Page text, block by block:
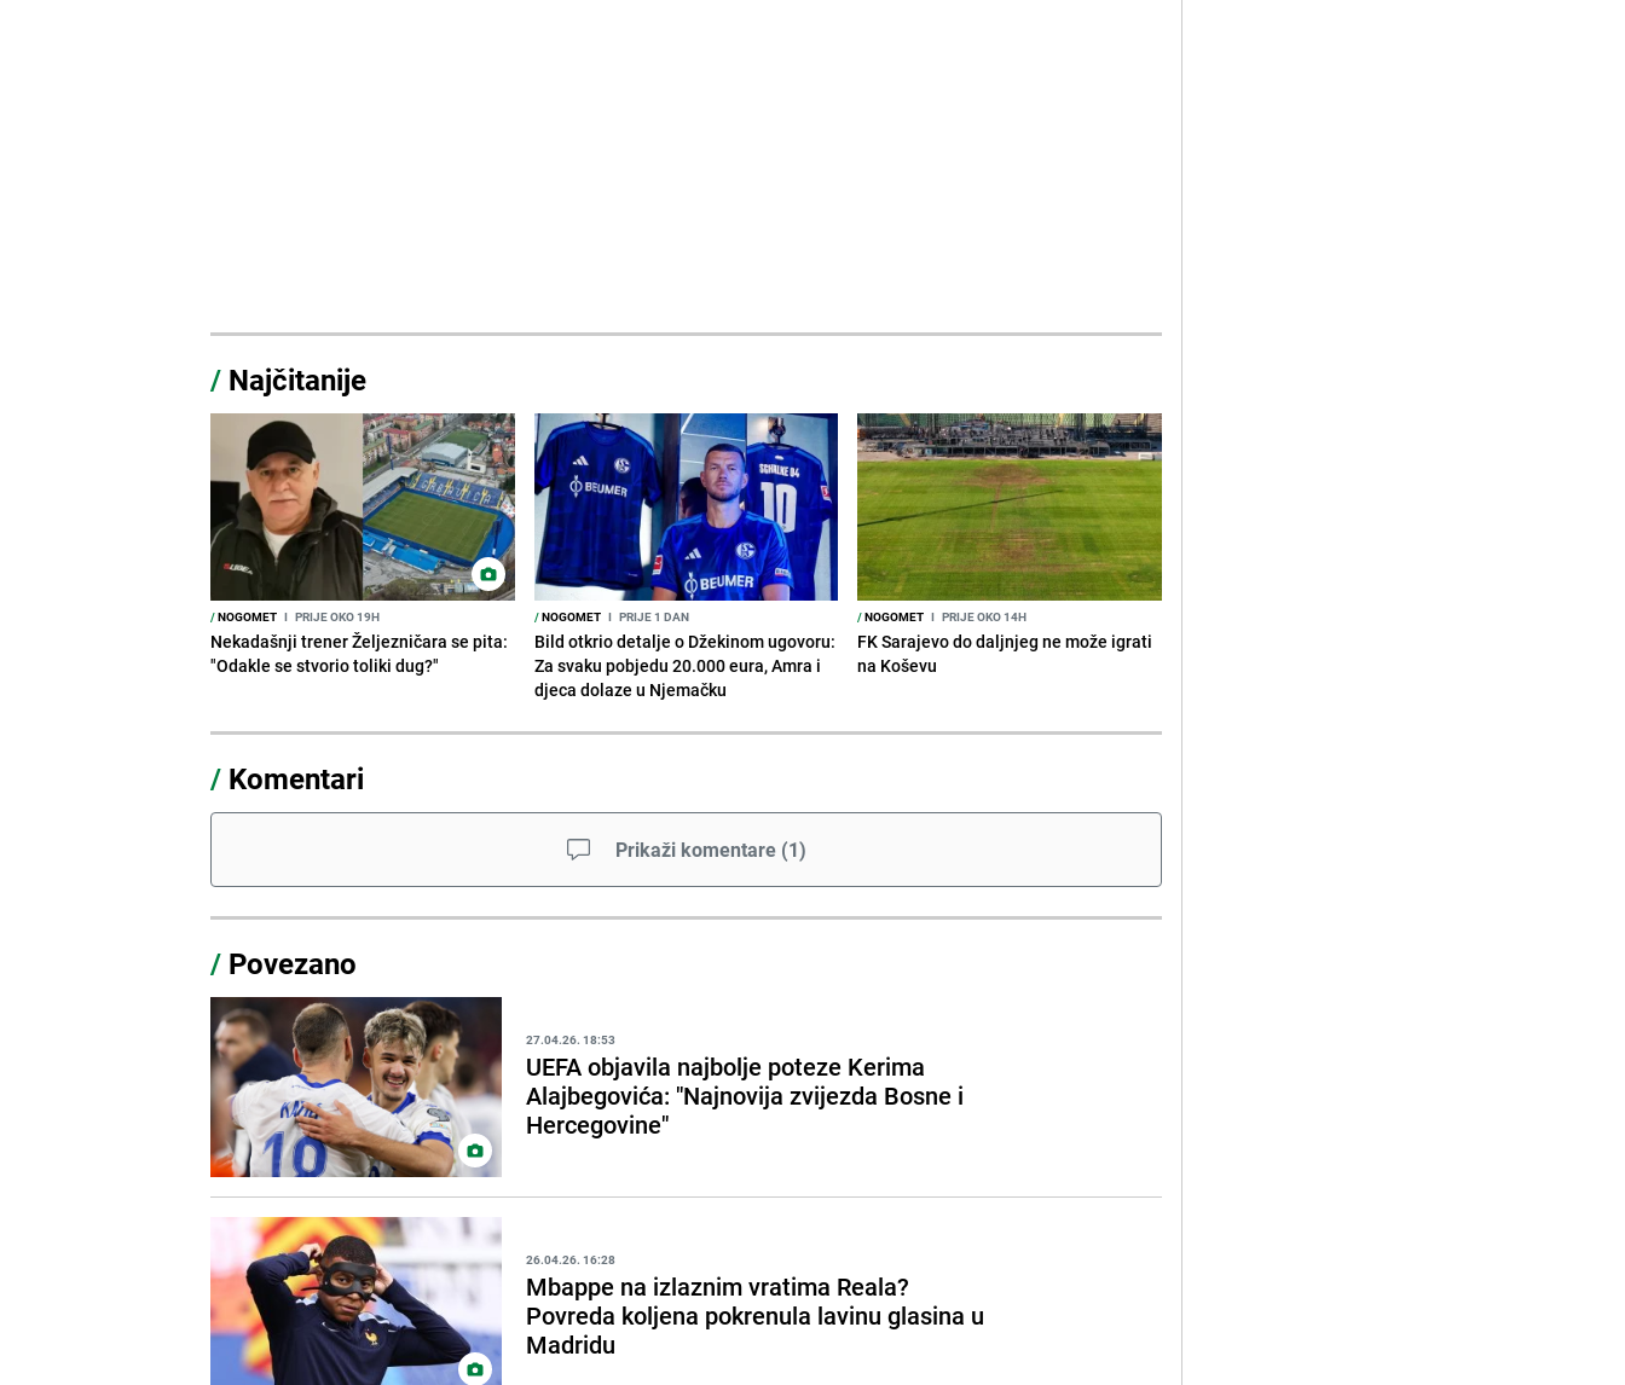
/ Najčitanije
/NOGOMET I PRIJE OKO 19H
Nekadašnji trener Željezničara se pita:
"Odakle se stvorio toliki dug?"
/NOGOMET I PRIJE 1 DAN
Bild otkrio detalje o Džekinom ugovoru:
Za svaku pobjedu 20.000 eura, Amra i
djeca dolaze u Njemačku
/NOGOMET I PRIJE OKO 14H
FK Sarajevo do daljnjeg ne može igrati
na Koševu
/ Komentari
Prikaži komentare (1)
/ Povezano
27.04.26. 18:53
UEFA objavila najbolje poteze Kerima
Alajbegovića: "Najnovija zvijezda Bosne i
Hercegovine"
26.04.26. 16:28
Mbappe na izlaznim vratima Reala?
Povreda koljena pokrenula lavinu glasina u
Madridu